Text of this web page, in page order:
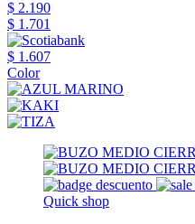
$ 2.190
$ 1.701
$ 1.607
Color
Quick shop